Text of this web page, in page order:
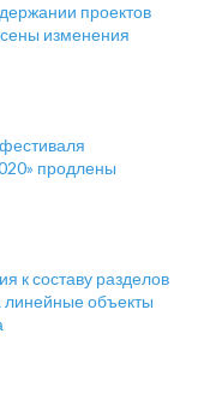
проектов
изменения
продлены
к составу разделов
линейные объекты